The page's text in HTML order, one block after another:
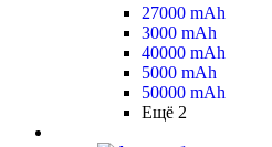
27000 mAh
3000 mAh
40000 mAh
5000 mAh
50000 mAh
Ещё 2